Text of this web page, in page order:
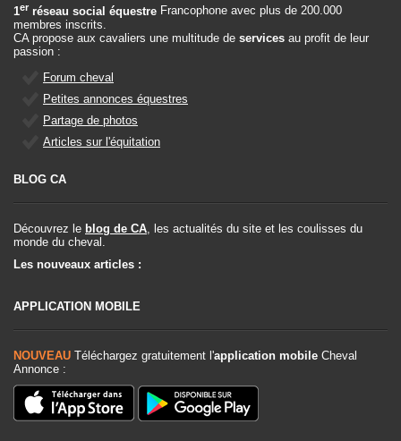
1er réseau social équestre Francophone avec plus de 200.000
membres inscrits.
CA propose aux cavaliers une multitude de services au profit de leur
passion :
Forum cheval
Petites annonces équestres
Partage de photos
Articles sur l'équitation
BLOG CA
Découvrez le blog de CA , les actualités du site et les coulisses du
monde du cheval.
Les nouveaux articles :
APPLICATION MOBILE
NOUVEAU Téléchargez gratuitement l'application mobile Cheval
Annonce :